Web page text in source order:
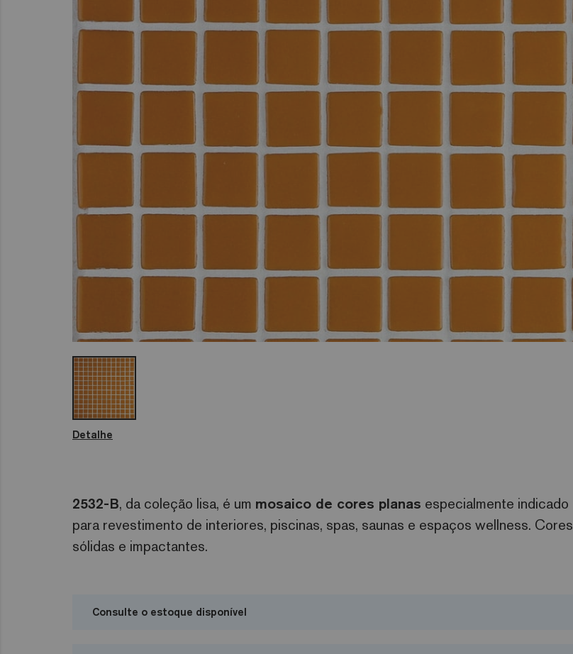
Detalhe
2532-B, da coleção lisa, é um mosaico de cores planas especialmente indicado
para revestimento de interiores, piscinas, spas, saunas e espaços wellness. Cores
sólidas e impactantes.
Consulte o estoque disponível